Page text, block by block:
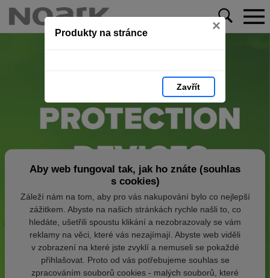
Produkty na stránce ×
Zavřít
Aby web fungoval tak, jak ho znáte (souhlas
s cookies)
Záleží nám na tom, aby pro vás nakupování bylo co nejlepší
zážitkem. Abyste na našich stránkách rychle našli to, co
hledáte, ušetřili spoustu klikání a nezobrazovaly se vám
reklamy na věci, které vás nezajímají. Abyste web viděli
v zobrazení na které jste zvyklí a nemuseli se pokaždé
přihlašovat. Proto od vás potřebujeme souhlas se
zpracováním souborů cookies - malých souborů, které